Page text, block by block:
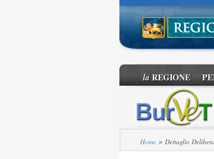
laREGIONE
Home » Dettaglio